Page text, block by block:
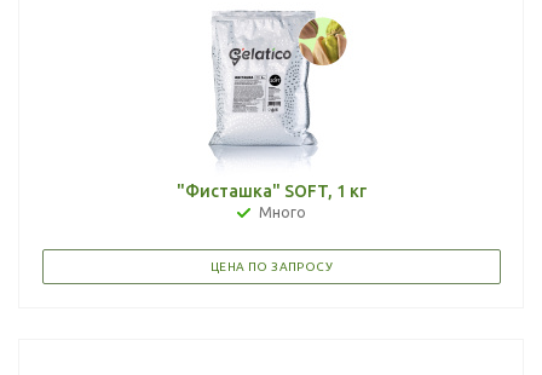
"Фисташка" SOFT, 1 кг
Много
ЦЕНА ПО ЗАПРОСУ